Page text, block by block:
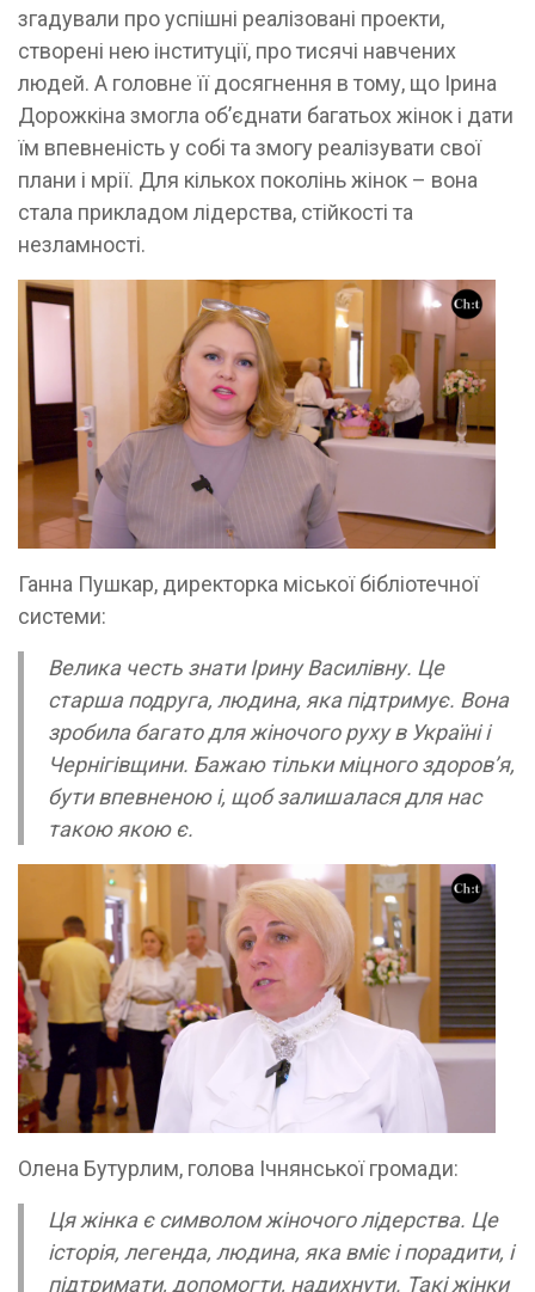
згадували про успішні реалізовані проекти,
створені нею інституції, про тисячі навчених
людей. А головне її досягнення в тому, що Ірина
Дорожкіна змогла об’єднати багатьох жінок і дати
їм впевненість у собі та змогу реалізувати свої
плани і мрії. Для кількох поколінь жінок – вона
стала прикладом лідерства, стійкості та
незламності.
Ганна Пушкар, директорка міської бібліотечної
системи:
Велика честь знати Ірину Василівну. Це
старша подруга, людина, яка підтримує. Вона
зробила багато для жіночого руху в Україні і
Чернігівщини. Бажаю тільки міцного здоров’я,
бути впевненою і, щоб залишалася для нас
такою якою є.
Олена Бутурлим, голова Ічнянської громади:
Ця жінка є символом жіночого лідерства. Це
історія, легенда, людина, яка вміє і порадити, і
підтримати, допомогти, надихнути. Такі жінки